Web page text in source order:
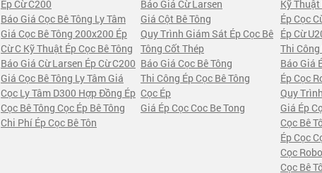
Ép Cừ C200 Báo Giá Cừ Larsen
Kỹ Thuật
Báo Giá Cọc Bê Tông Ly Tâm
Giá Cọc Bê Tông 200x200 Ép
Cừ C Kỹ Thuật Ép Cọc Bê Tông
Báo Giá Cừ Larsen Ép Cừ C200
Giá Cọc Bê Tông Ly Tâm Giá
Cọc Ly Tâm D300 Hợp Đồng Ép
Cọc Bê Tông Cọc Ép Bê Tông
Chi Phí Ép Cọc Bê Tôn
Giá Cột Bê Tông
Ép Cọc
Quy Trình Giám Sát Ép Cọc Bê
Tông Cốt Thép
Ép Cừ
Thi Công
Báo Giá Cọc Bê Tông
Báo Giá
Thi Công Ép Cọc Bê Tông
Ép Cọc
Cọc Ép
Quy
Giá Ép Cọc Coc Be Tong
Giá Ép
Cọc Bê
Ép Cọc
Cọc
Cọc Bê